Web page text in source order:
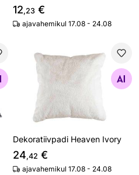
12,23 €
ajavahemikul 17.08 - 24.08
Dekoratiivpadi Heaven Ivory
Otsi sarnaseid
Dekoratiivpadi Heaven Ivory
24,42 €
ajavahemikul 17.08 - 24.08